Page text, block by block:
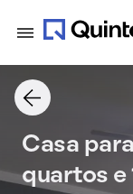
Casa
quartos e